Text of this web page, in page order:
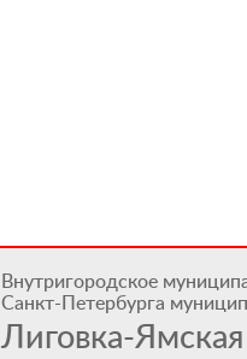
Внутригородское
Санкт-Петербурга
Лиговка-Ямская